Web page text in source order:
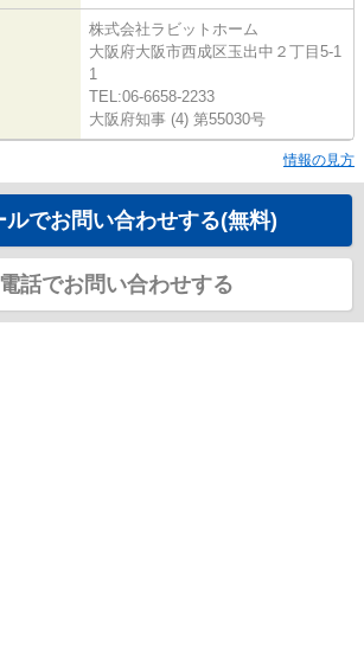
株式会社ラビットホーム
大阪府大阪市西成区玉出中２丁目5-1
1
TEL:06-6658-2233
大阪府知事 (4) 第55030号
情報の見方
ルでお問い合わせする(無料)
電話でお問い合わせする